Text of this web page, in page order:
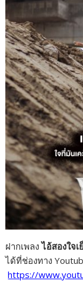
ฝากเพลงไอ้สองใจเ
ได้ที่ช่องทาง
https://